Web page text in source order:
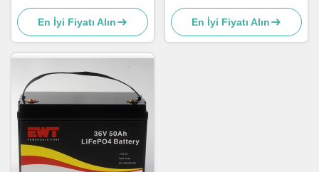
sistemleri için mobil eğlence
aracı güç kaynağı
En İyi Fiyatı Alın
Enerji Depolama Pilleri
En İyi Fiyatı Alın